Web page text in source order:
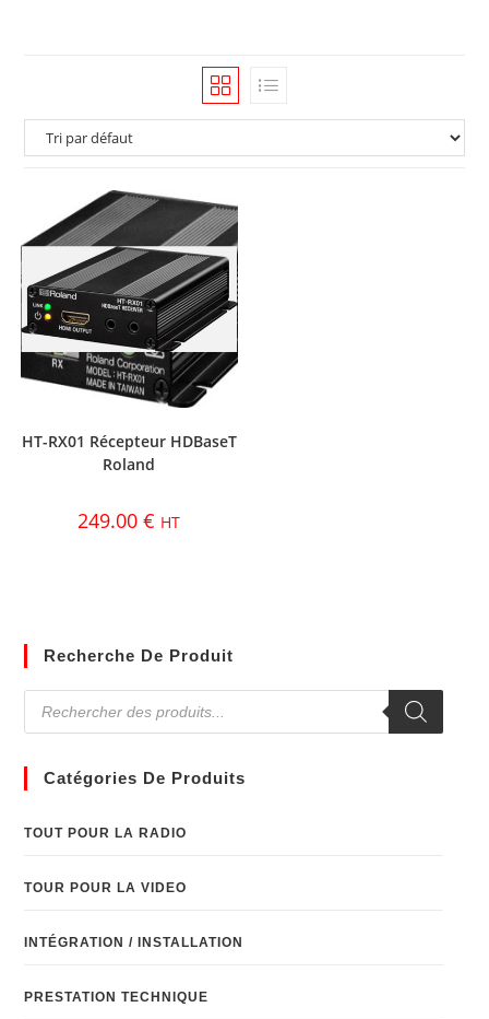
HT-RX01 Récepteur HDBaseT
Roland
249.00€ HT
Recherche De Produit
Catégories De Produits
TOUT POUR LA RADIO
TOUR POUR LA VIDEO
INTÉGRATION / INSTALLATION
PRESTATION TECHNIQUE